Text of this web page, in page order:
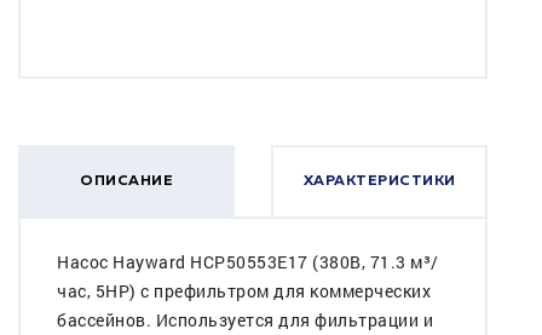
ОПИСАНИЕ ХАРАКТЕРИСТИКИ
Насос Hayward HCP50553E17 (380В, 71.3 м³/
час, 5HP) c префильтром для коммерческих
бассейнов. Используется для фильтрации и